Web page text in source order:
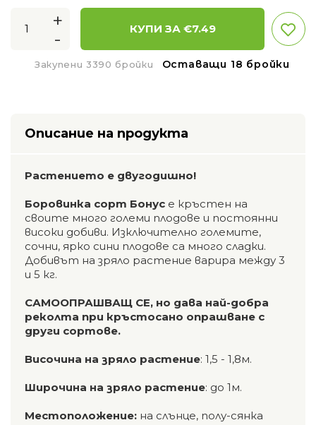
+
-
КУПИ ЗА €7.49
Закупени 3390 бройки Оставащи 18 бройки
Описание на продукта
Растението е двугодишно!
Боровинка сорт Бонус e кръстен на
своите много големи плодове и постоянни
високи добиви. Изключително големите,
сочни, ярко сини плодове са много сладки.
Добивът на зряло растение варира между 3
и 5 кг.
САМООПРАШВАЩ СЕ, но дава най-добра
реколта при кръстосано опрашване с
други сортове.
Височина на зряло растение: 1,5 - 1,8м.
Широчина на зряло растение: до 1м.
Местоположение: на слънце, полу-сянка